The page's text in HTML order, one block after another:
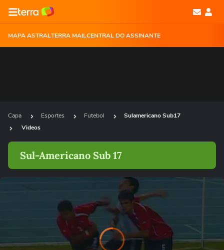
MAPA ASTRALTERRA MAILCENTRAL DO ASSINANTE
Capa Esportes Futebol
Sulamericano Sub17
Videos
Sul-Americano Sub 17
Video
Player
is
loading.